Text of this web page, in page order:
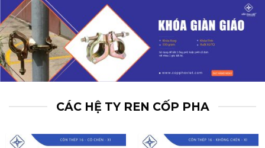
CÁC HỆ TY REN CỐP PHA